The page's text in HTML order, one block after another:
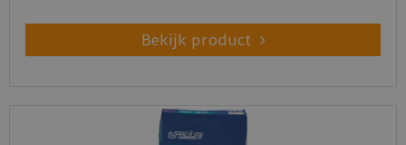
Bekijk product